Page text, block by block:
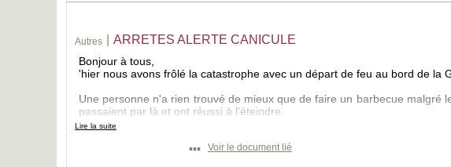
Autres ARRETES ALERTE CANICULE
Bonjour à tous,
'hier nous avons frôlé la catastrophe avec un départ de feu au bord de la
Une personne n'a rien trouvé de mieux que de faire un barbecue
passaient par là et ont réussi à l'éteindre.
Lire la suite
▪▪▪ Voir le document lié